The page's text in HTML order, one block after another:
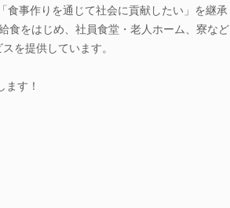
食事作りを通じて社会に貢献したい」を継承
食をはじめ、社員食堂・老人ホーム、寮など
を提供しています。
す！